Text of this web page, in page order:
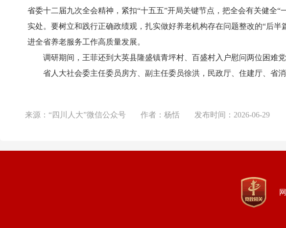
省委十二届九次全会精神，紧扣“十五五”开局关键节点，把全会有关健全
实处。要树立和践行正确政绩观，扎实做好养老机构存在问题整改的“后
进全省养老服务工作高质量发展。
调研期间，王菲还到大英县隆盛镇青坪村、百盛村入户慰问两位困难党
省人大社会委主任委员房方、副主任委员徐洪，民政厅、住建厅、省消
来源： “四川人大”微信公众号 作者： 杨恬 发布时间： 2026-06-29